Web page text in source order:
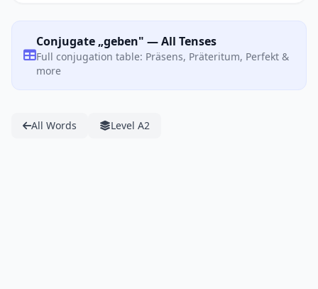
Conjugate „geben" — All Tenses
Full conjugation table: Präsens, Präteritum, Perfekt &
more
All Words Level A2